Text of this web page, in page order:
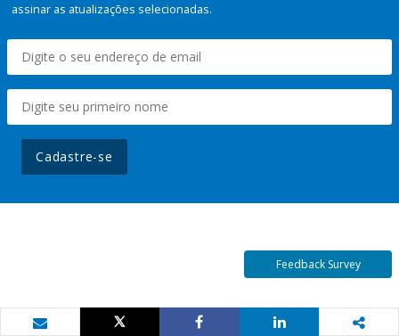
assinar as atualizações selecionadas.
Cadastre-se
Feedback Survey